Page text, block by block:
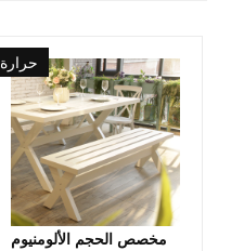
حرارة
مخصص الحجم الألومنيوم